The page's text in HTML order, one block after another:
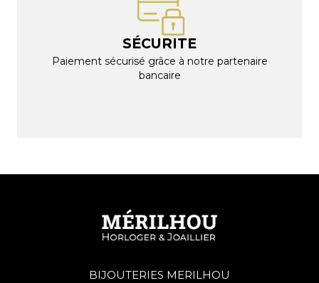
SÉCURITE
Paiement sécurisé grâce à notre partenaire
bancaire
BIJOUTERIES MERILHOU